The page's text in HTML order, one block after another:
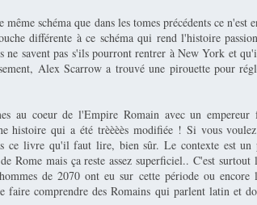
schéma que dans les tomes précédents ce n'est
différente à ce schéma qui rend l'histoire
ne savent pas s'ils pourront rentrer à New York et
Alex Scarrow a trouvé une pirouette pour
au coeur de l'Empire Romain avec un empereur
histoire qui a été trèèèès modifiée ! Si vous
ce livre qu'il faut lire, bien sûr. Le contexte est un
Rome mais ça reste assez superficiel.. C'est
de 2070 ont eu sur cette période ou
faire comprendre des Romains qui parlent latin et